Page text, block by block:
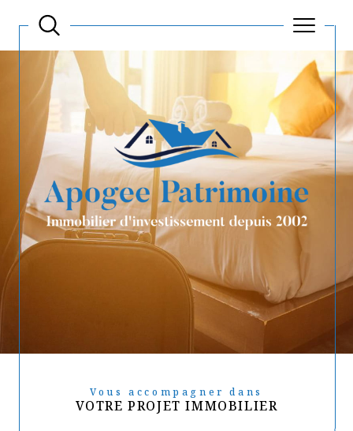
Vous accompagner dans
VOTRE PROJET IMMOBILIER